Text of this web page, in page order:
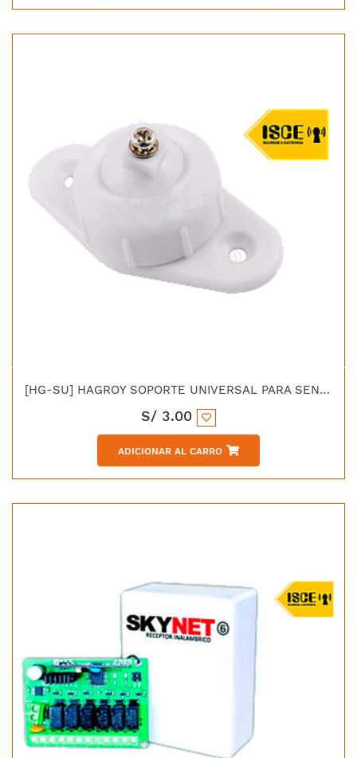
[HG-SU] HAGROY SOPORTE UNIVERSAL PARA SENSOR DE MOVIMIENTO PIR
S/ 3.00
ADICIONAR AL CARRO